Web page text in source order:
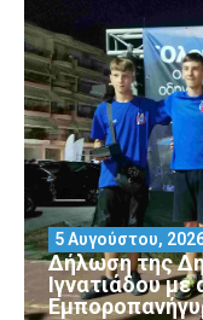
Δήλωση της
Ιγνατιάδου
5 Αυγούστου,